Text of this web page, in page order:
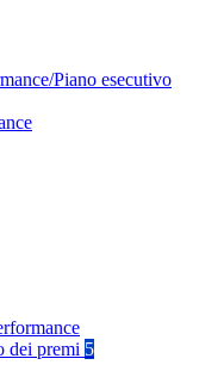
Piano esecutivo
dei premi 5